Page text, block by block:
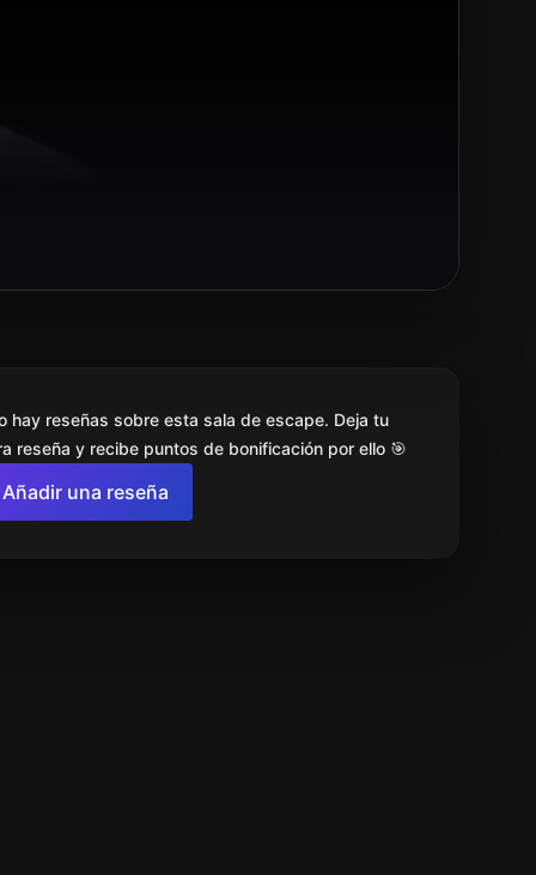
hay reseñas sobre esta sala de escape. Deja tu
reseña y recibe puntos de bonificación por ello 🎯
Añadir una reseña